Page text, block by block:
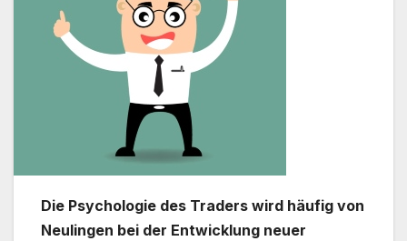
Die Psychologie des Traders wird häufig von
Neulingen bei der Entwicklung neuer